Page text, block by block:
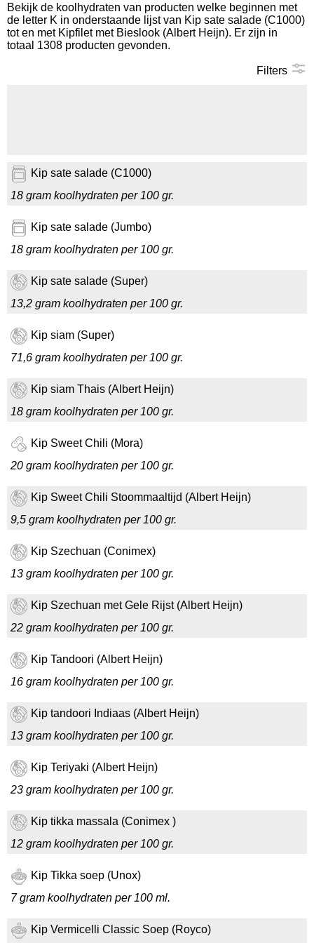
Koolhydraten tellen
Bekijk de koolhydraten van producten welke beginnen met
de letter K in onderstaande lijst van Kip sate salade (C1000)
tot en met Kipfilet met Bieslook (Albert Heijn). Er zijn in
totaal 1308 producten gevonden.
Filters
Kip sate salade (C1000)
18 gram koolhydraten per 100 gr.
Kip sate salade (Jumbo)
18 gram koolhydraten per 100 gr.
Kip sate salade (Super)
13,2 gram koolhydraten per 100 gr.
Kip siam (Super)
71,6 gram koolhydraten per 100 gr.
Kip siam Thais (Albert Heijn)
18 gram koolhydraten per 100 gr.
Kip Sweet Chili (Mora)
20 gram koolhydraten per 100 gr.
Kip Sweet Chili Stoommaaltijd (Albert Heijn)
9,5 gram koolhydraten per 100 gr.
Kip Szechuan (Conimex)
13 gram koolhydraten per 100 gr.
Kip Szechuan met Gele Rijst (Albert Heijn)
22 gram koolhydraten per 100 gr.
Kip Tandoori (Albert Heijn)
16 gram koolhydraten per 100 gr.
Kip tandoori Indiaas (Albert Heijn)
13 gram koolhydraten per 100 gr.
Kip Teriyaki (Albert Heijn)
23 gram koolhydraten per 100 gr.
Kip tikka massala (Conimex )
12 gram koolhydraten per 100 gr.
Kip Tikka soep (Unox)
7 gram koolhydraten per 100 ml.
Kip Vermicelli Classic Soep (Royco)